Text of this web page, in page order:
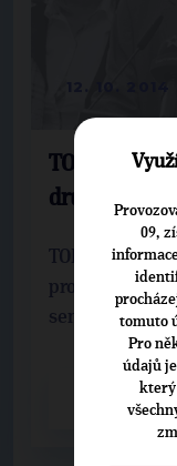
TOP 09:
druhém kole
TOP 09
projevili
senátních
CELÝ ČLÁNEK
09,
tomuto
Pro
údajů